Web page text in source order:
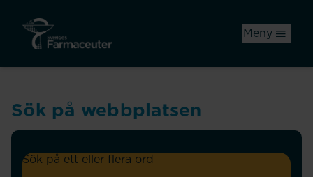
Meny
Sök på webbplatsen
Sök på ett eller flera ord